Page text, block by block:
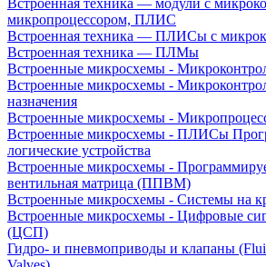
Встроенная техника — модули с
микропроцессором, ПЛИС
Встроенная техника — ПЛИСы с
Встроенная техника — ПЛМы
Встроенные микросхемы -
Встроенные микросхемы -
назначения
Встроенные микросхемы -
Встроенные микросхемы - ПЛИСы
логические устройства
Встроенные микросхемы -
вентильная матрица (ППВМ)
Встроенные микросхемы - Системы на
Встроенные микросхемы - Цифровые
(ЦСП)
Гидро- и пневмоприводы и клапаны